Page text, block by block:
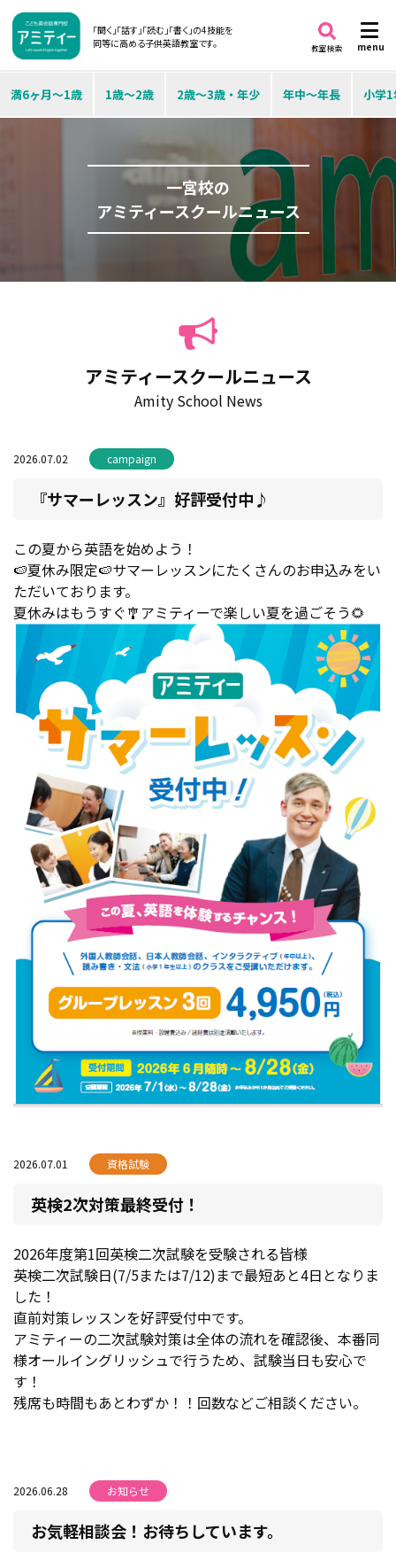
「聞く」「話す」「読む」「書く」の4技能を
同等に高める子供英語教室です。
menu
教室検索
満6ヶ月～1歳 1歳～2歳 2歳～3歳・年少 年中～年長 小学
一宮校の
アミティースクールニュース
アミティースクールニュース
Amity School News
2026.07.02 campaign
『サマーレッスン』好評受付中♪
この夏から英語を始めよう！
🍉夏休み限定🍉サマーレッスンにたくさんのお申込みをい
ただいております。
夏休みはもうすぐ🎐アミティーで楽しい夏を過ごそう🌻
2026.07.01 資格試験
英検2次対策最終受付！
2026年度第1回英検二次試験を受験される皆様
英検二次試験日(7/5または7/12)まで最短あと4日となりま
した！
直前対策レッスンを好評受付中です。
アミティーの二次試験対策は全体の流れを確認後、本番同
様オールイングリッシュで行うため、試験当日も安心で
す！
残席も時間もあとわずか！！回数などご相談ください。
2026.06.28 お知らせ
お気軽相談会！お待ちしています。